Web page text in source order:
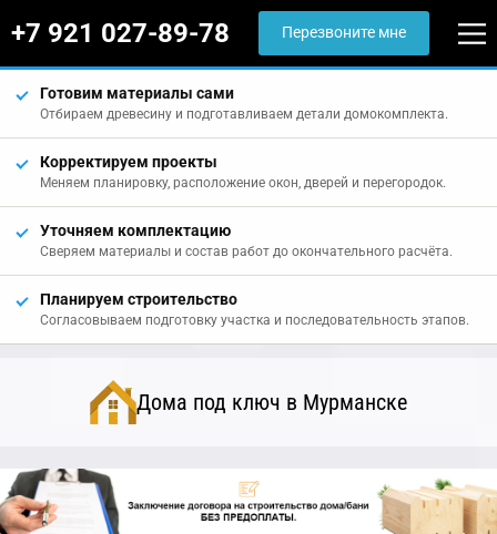
+7 921 027-89-78 Перезвоните мне
Готовим материалы сами
Отбираем древесину и подготавливаем детали домокомплекта.
Корректируем проекты
Меняем планировку, расположение окон, дверей и перегородок.
Уточняем комплектацию
Сверяем материалы и состав работ до окончательного расчёта.
Планируем строительство
Согласовываем подготовку участка и последовательность этапов.
Дома под ключ в Мурманске